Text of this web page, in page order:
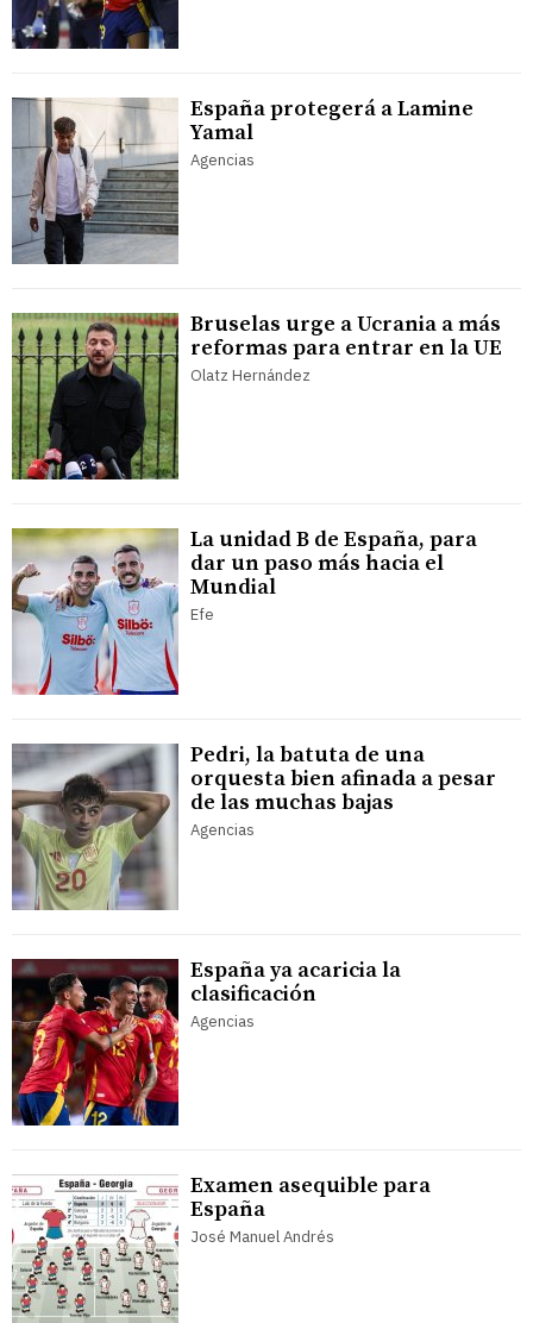
España protegerá a Lamine
Yamal
Agencias
Bruselas urge a Ucrania a más
reformas para entrar en la UE
Olatz Hernández
La unidad B de España, para
dar un paso más hacia el
Mundial
Efe
Pedri, la batuta de una
orquesta bien afinada a pesar
de las muchas bajas
Agencias
España ya acaricia la
clasificación
Agencias
Examen asequible para
España
José Manuel Andrés